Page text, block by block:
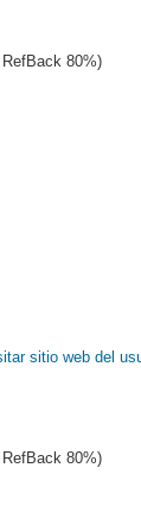
RefBack 80%)
RefBack 80%)